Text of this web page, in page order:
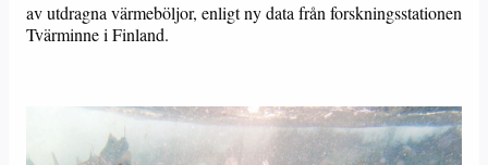
av utdragna värmeböljor, enligt ny data från forskningsstationen
Tvärminne i Finland.